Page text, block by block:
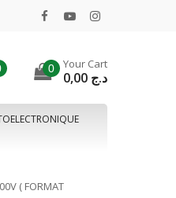
0 Your Cart
د.ج
( FORMAT